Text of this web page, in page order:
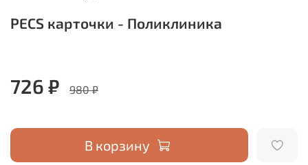
PECS карточки - Поликлиника
726 ₽ 980 ₽
В корзину